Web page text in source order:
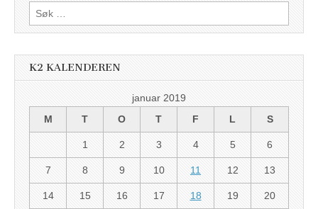
Søk
etter:
K2 KALENDEREN
januar 2019
M
T O T F L S
1 2 3 4 5 6
7 8 9 10 11 12 13
14 15 16 17 18 19 20